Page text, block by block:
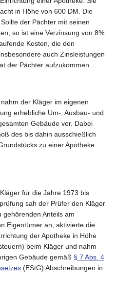
in Höhe von 600 DM. Die
der Pächter mit seinen
so ist eine Verzinsung von 8%
Kosten, die den
auch Zinsleistungen
der Pächter aufzukommen ...
der Kläger im eigenen
erhebliche Um-, Ausbau- und
Gebäude vor. Dabei
des bis dahin ausschießlich
zu einer Apotheke
für die Jahre 1973 bis
sah der Prüfer den Kläger
gehörenden Anteils am
Eigentümer an, aktivierte die
der Apotheke in Höhe
beim Kläger und nahm
Gebäude gemäß § 7 Abs. 4
(EStG) Abschreibungen in